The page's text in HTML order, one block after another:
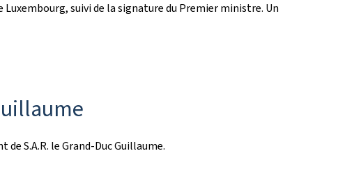
Luxembourg, suivi de la signature du Premier ministre. Un
S.A.R. le Grand-Duc Guillaume.